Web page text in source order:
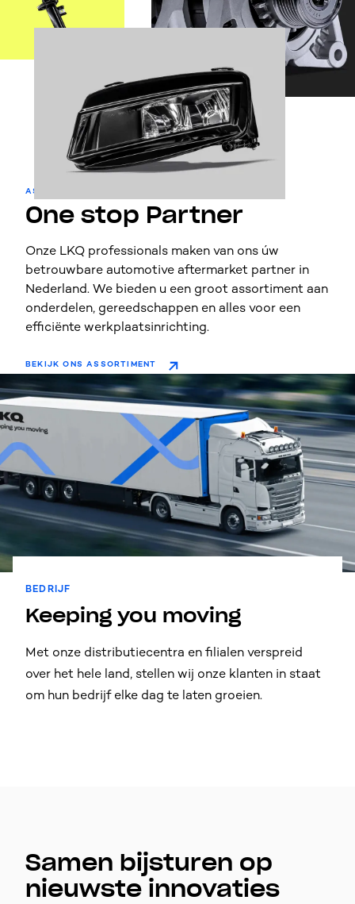
ASSORTIMENT
One stop Partner
Onze LKQ professionals maken van ons úw
betrouwbare automotive aftermarket partner in
Nederland. We bieden u een groot assortiment aan
onderdelen, gereedschappen en alles voor een
efficiënte werkplaatsinrichting.
BEKIJK ONS ASSORTIMENT
BEDRIJF
Keeping you moving
Met onze distributiecentra en filialen verspreid
over het hele land, stellen wij onze klanten in staat
om hun bedrijf elke dag te laten groeien.
Samen bijsturen op
nieuwste innovaties